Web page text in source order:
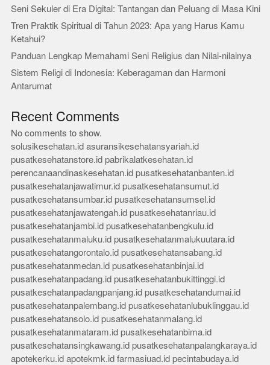
Seni Sekuler di Era Digital: Tantangan dan Peluang di Masa Kini
Tren Praktik Spiritual di Tahun 2023: Apa yang Harus Kamu
Ketahui?
Panduan Lengkap Memahami Seni Religius dan Nilai-nilainya
Sistem Religi di Indonesia: Keberagaman dan Harmoni
Antarumat
Recent Comments
No comments to show.
solusikesehatan.id asuransikesehatansyariah.id
pusatkesehatanstore.id pabrikalatkesehatan.id
perencanaandinaskesehatan.id pusatkesehatanbanten.id
pusatkesehatanjawatimur.id pusatkesehatansumut.id
pusatkesehatansumbar.id pusatkesehatansumsel.id
pusatkesehatanjawatengah.id pusatkesehatanriau.id
pusatkesehatanjambi.id pusatkesehatanbengkulu.id
pusatkesehatanmaluku.id pusatkesehatanmalukuutara.id
pusatkesehatangorontalo.id pusatkesehatansabang.id
pusatkesehatanmedan.id pusatkesehatanbinjai.id
pusatkesehatanpadang.id pusatkesehatanbukittinggi.id
pusatkesehatanpadangpanjang.id pusatkesehatandumai.id
pusatkesehatanpalembang.id pusatkesehatanlubuklinggau.id
pusatkesehatansolo.id pusatkesehatanmalang.id
pusatkesehatanmataram.id pusatkesehatanbima.id
pusatkesehatansingkawang.id pusatkesehatanpalangkaraya.id
apotekerku.id apotekmk.id farmasiuad.id pecintabudaya.id